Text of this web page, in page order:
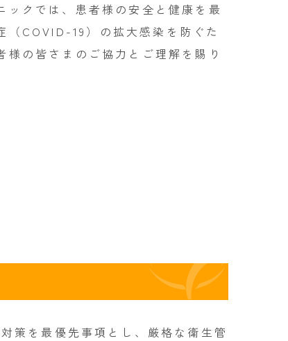
ックでは、患者様の安全と健康を最
（COVID-19）の拡大感染を防ぐた
の皆さまのご協力とご理解を賜り
策を最優先事項とし、厳格な衛生管